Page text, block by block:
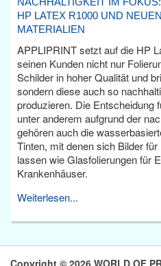
HP LATEX R1000 UND
MATERIALIEN
APPLIPRINT setzt auf die HP
seinen Kunden nicht nur
Schilder in hoher Qualität und
sondern diese auch so
produzieren. Die Entscheidung
unter anderem aufgrund der
gehören auch die
Tinten, mit denen sich Bilder
lassen wie Glasfolierungen für
Krankenhäuser.
Weiterlesen...